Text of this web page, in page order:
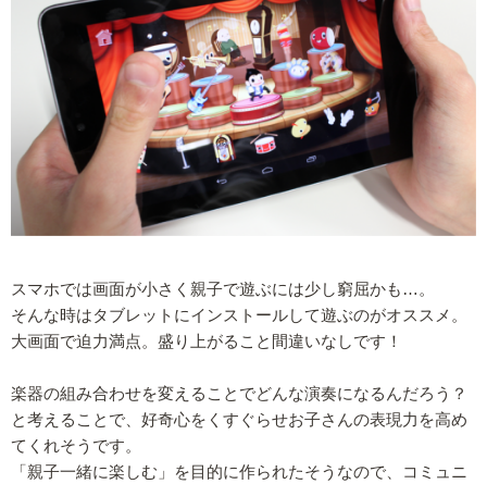
スマホでは画面が小さく親子で遊ぶには少し窮屈かも…。
そんな時はタブレットにインストールして遊ぶのがオススメ。
大画面で迫力満点。盛り上がること間違いなしです！
楽器の組み合わせを変えることでどんな演奏になるんだろう？
と考えることで、好奇心をくすぐらせお子さんの表現力を高め
てくれそうです。
「親子一緒に楽しむ」を目的に作られたそうなので、コミュニ